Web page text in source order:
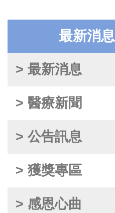
最新消息
> 最新消息
> 醫療新聞
> 公告訊息
> 獲獎專區
> 感恩心曲